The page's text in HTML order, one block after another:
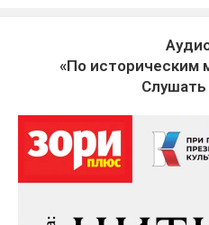
«По историческим
Слушать